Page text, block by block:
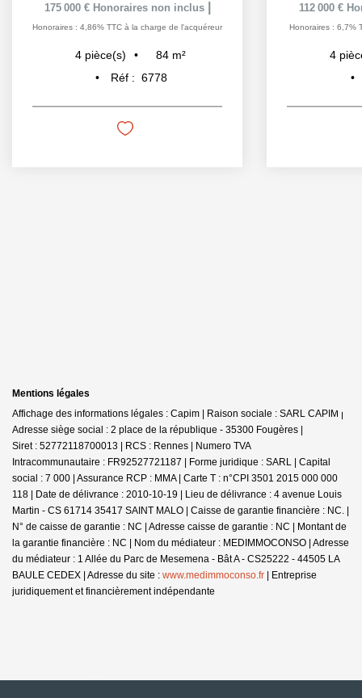
175 000 € Honoraires non inclus
Honoraires : 4,86% TTC à la charge de l'acquéreur
4 pièce(s) 84 m²
Réf : 6778
112 000 €
Honoraires : 6,7%
4
Mentions légales
Affichage des informations légales : Capim | Raison sociale : SARL CAPIM |
Adresse siège social : 2 place de la république - 35300 Fougères |
Siret : 52772118700013 | RCS : Rennes | Numero TVA
Intracommunautaire : FR92527721187 | Forme juridique : SARL | Capital
social : 7 000 | Assurance RCP : MMA | Carte T : n°CPI 3501 2015 000 000
118 | Date de délivrance : 2010-10-19 | Lieu de délivrance : 4 avenue Louis
Martin - CS 61714 35417 SAINT MALO | Caisse de garantie financière : NC. |
N° de caisse de garantie : NC | Adresse caisse de garantie : NC | Montant de
la garantie financière : NC | Nom du médiateur : MEDIMMOCONSO | Adresse
du médiateur : 1 Allée du Parc de Mesemena - Bât A - CS25222 - 44505 LA
BAULE CEDEX | Adresse du site : www.medimmoconso.fr | Entreprise
juridiquement et financièrement indépendante